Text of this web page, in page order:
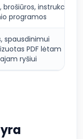
brošiūros, instrukcijos,
programos
spausdinimui
PDF lėtam
ryšiui